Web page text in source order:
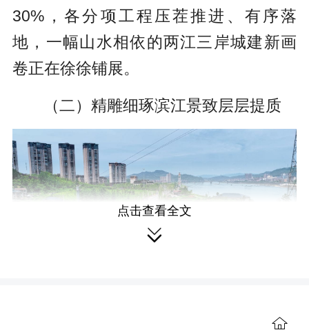
30%，各分项工程压茬推进、有序落
地，一幅山水相依的两江三岸城建新画
卷正在徐徐铺展。
（二）精雕细琢滨江景致层层提质
据悉，项目改造总面积约10万平方
点击查看全文
